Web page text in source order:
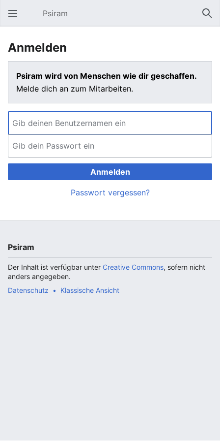
Hauptmenü öffnen Psiram
Anmelden
Psiram wird von Menschen wie dir geschaffen.
Melde dich an zum Mitarbeiten.
Anmelden
Passwort vergessen?
Psiram
Der Inhalt ist verfügbar unter Creative Commons, sofern nicht
anders angegeben.
Datenschutz
Klassische Ansicht